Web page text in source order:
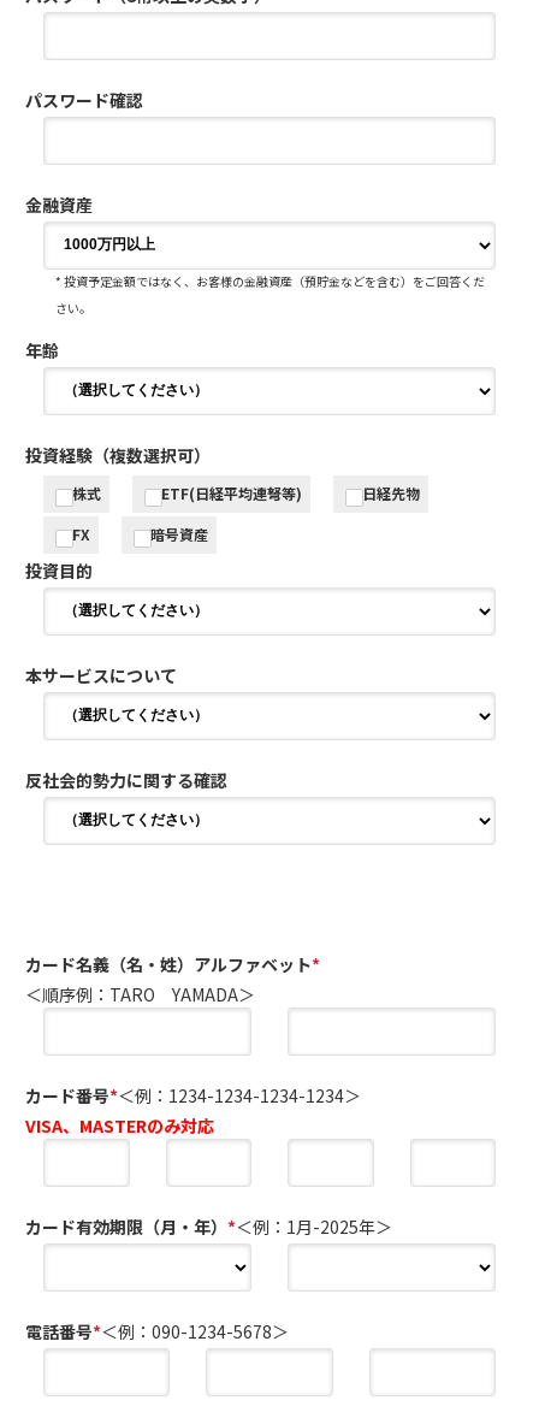
パスワード確認
金融資産
* 投資予定金額ではなく、お客様の金融資産（預貯金などを含む）をご回答くだ
さい。
年齢
投資経験（複数選択可）
株式 ETF(日経平均連弩等)
日経先物
FX
暗号資産
投資目的
本サービスについて
反社会的勢力に関する確認
カード名義（名・姓）アルファベット*
＜順序例：TARO YAMADA＞
カード番号*＜例：1234-1234-1234-1234＞
VISA、MASTERのみ対応
カード有効期限（月・年） *＜例：1月-2025年＞
電話番号*＜例：090-1234-5678＞